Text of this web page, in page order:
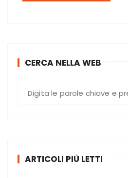
CERCA NELLA WEB
ARTICOLI PIÙ LETTI